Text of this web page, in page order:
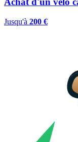
Jusqu'à 200 €